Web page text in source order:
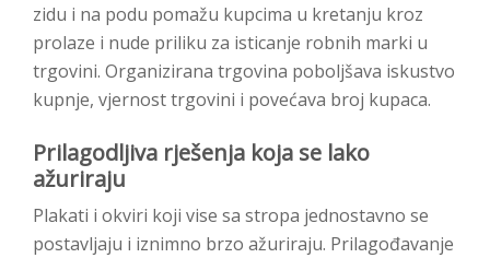
zidu i na podu pomažu kupcima u kretanju kroz
prolaze i nude priliku za isticanje robnih marki u
trgovini. Organizirana trgovina poboljšava iskustvo
kupnje, vjernost trgovini i povećava broj kupaca.
Prilagodljiva rješenja koja se lako
ažuriraju
Plakati i okviri koji vise sa stropa jednostavno se
postavljaju i iznimno brzo ažuriraju. Prilagođavanje